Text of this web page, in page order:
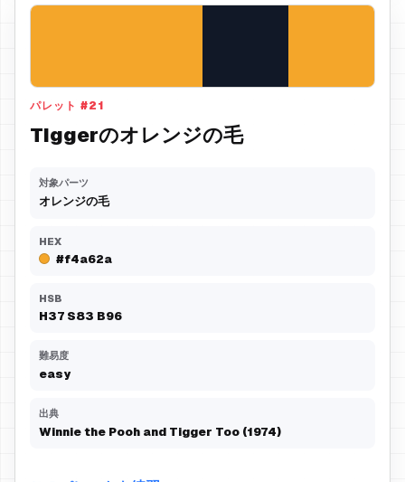
パレット #21
Tiggerのオレンジの毛
対象パーツ
オレンジの毛
HEX
#f4a62a
HSB
H37 S83 B96
難易度
easy
出典
Winnie the Pooh and Tigger Too (1974)